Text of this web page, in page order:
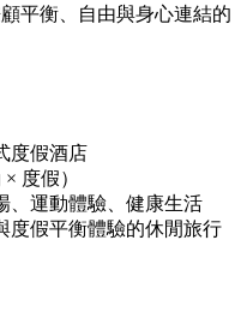
平衡、自由與身心連結的
度假酒店
度假）
、運動體驗、健康生活
度假平衡體驗的休閒旅行